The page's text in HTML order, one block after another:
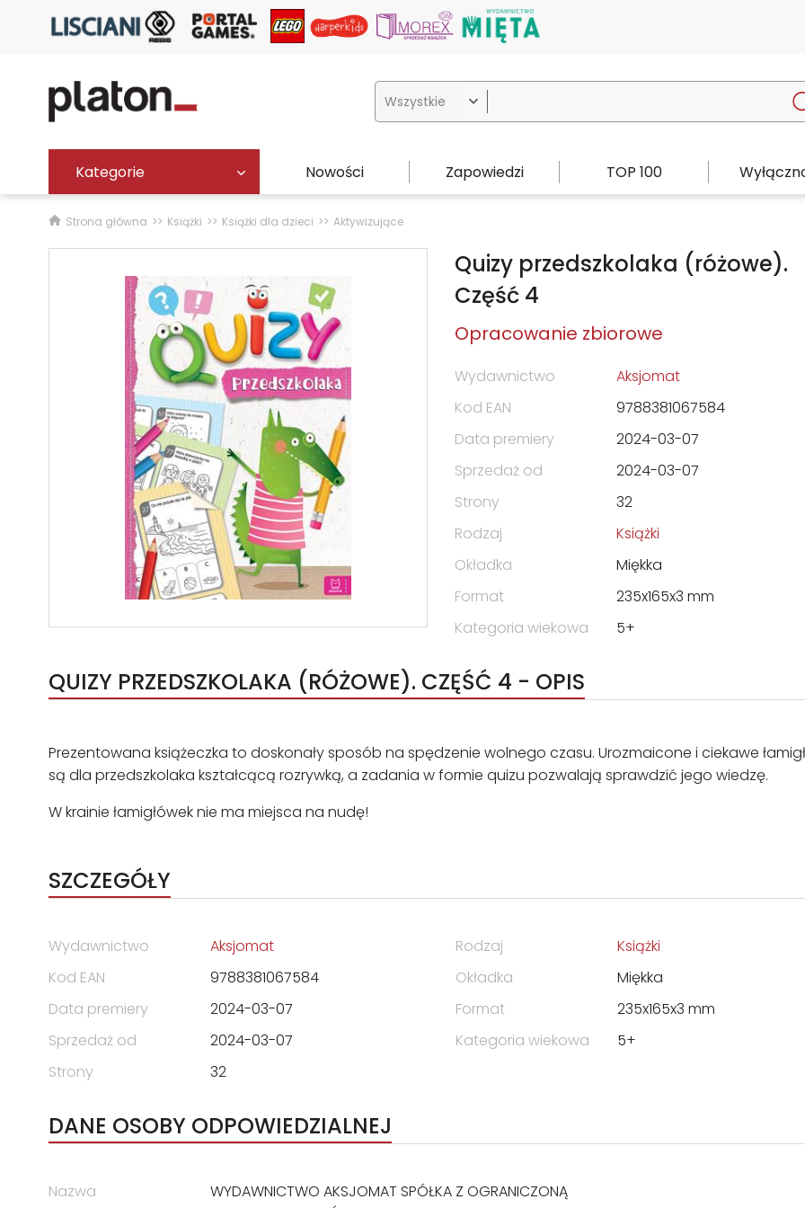

Kategorie Nowości Zapowiedzi TOP 100
Strona główna Książki Książki dla dzieci Aktywizujące
Quizy przedszkolaka (różowe).
Część 4
Opracowanie zbiorowe
Wydawnictwo
Aksjomat
Kod EAN
9788381067584
Data premiery
2024-03-07
Sprzedaż od
2024-03-07
Strony
32
Rodzaj
Książki
Okładka
Miękka
Format
235x165x3 mm
Kategoria wiekowa
5+
QUIZY PRZEDSZKOLAKA (RÓŻOWE). CZĘŚĆ 4 - OPIS
Prezentowana książeczka to doskonały sposób na spędzenie wolnego czasu. Urozmaicone i ciekawe
są dla przedszkolaka kształcącą rozrywką, a zadania w formie quizu pozwalają sprawdzić jego wiedzę.
W krainie łamigłówek nie ma miejsca na nudę!
SZCZEGÓŁY
Wydawnictwo
Aksjomat
Kod EAN
9788381067584
Data premiery
2024-03-07
Sprzedaż od
2024-03-07
Strony
32
Rodzaj
Książki
Okładka
Miękka
Format
235x165x3 mm
Kategoria wiekowa
5+
DANE OSOBY ODPOWIEDZIALNEJ
Nazwa
WYDAWNICTWO AKSJOMAT SPÓŁKA Z OGRANICZONĄ